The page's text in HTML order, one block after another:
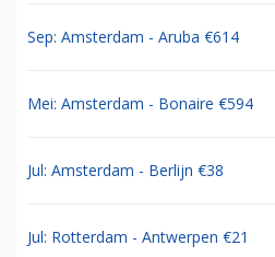
Sep: Amsterdam - Aruba €614
Mei: Amsterdam - Bonaire €594
Jul: Amsterdam - Berlijn €38
Jul: Rotterdam - Antwerpen €21